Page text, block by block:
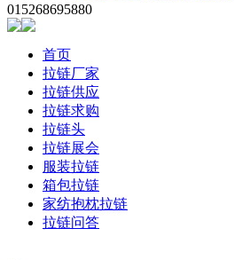
015268695880
首页
拉链厂家
拉链供应
拉链求购
拉链头
拉链展会
服装拉链
箱包拉链
家纺抱枕拉链
拉链问答